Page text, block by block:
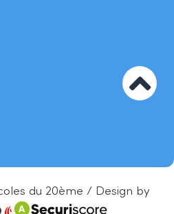
du 20ème / Design by